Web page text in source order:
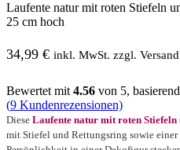
Laufente natur mit roten Stiefeln
25 cm hoch
34,99 € inkl. MwSt. zzgl. Versand
Bewertet mit 4.56 von 5,
(9 Kundenrezensionen)
Diese Laufente natur mit roten Stiefeln
mit Stiefel und Rettungsring sowie